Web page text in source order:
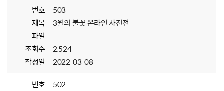
번호
503
제목
3월의 불꽃 온라인 사진전
파일
조회수
2,524
작성일
2022-03-08
번호
502